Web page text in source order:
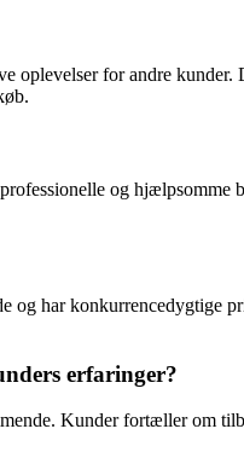
oplevelser for andre
og hjælpsomme
har konkurrencedygtige
erfaringer?
Kunder fortæller om